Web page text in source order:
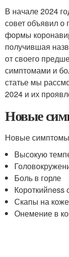
В начале 2024
совет объявил о
формы
получившая
от своего
симптомами и
статье мы
2024 и их
Новые
Новые
Высокую
Боль в горле
Короткийness
Скапы на коже
Онемение в